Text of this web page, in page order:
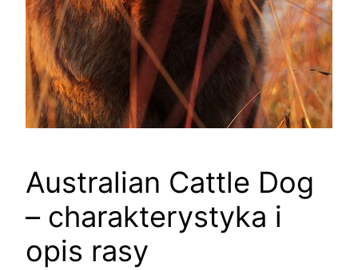
Australian Cattle Dog
– charakterystyka i
opis rasy